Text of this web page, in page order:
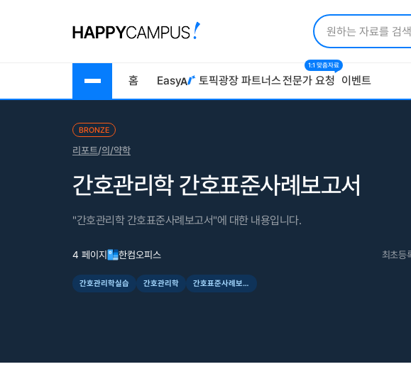
홈 Easy 토픽광장 파트너스전문가 요청
1:1 맞춤자료
이벤트
BRONZE
리포트/의/약학
간호관리학 간호표준사례보고서
"간호관리학 간호표준사례보고서"에 대한 내용입니다.
4 페이지 한컴오피스 최초등
간호관리학실습 간호관리학 간호표준사례보고서